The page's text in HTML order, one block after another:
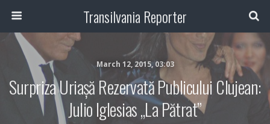
Transilvania Reporter
March 12, 2015, 03:03
Surpriza Uriașă Rezervată Publicului Clujean:
Julio Iglesias „la Pătrat”